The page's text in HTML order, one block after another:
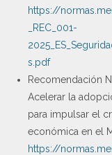
https://
_REC_001-
s.pdf
Recomendación
Acelerar la
para impulsar el
económica en el
https://